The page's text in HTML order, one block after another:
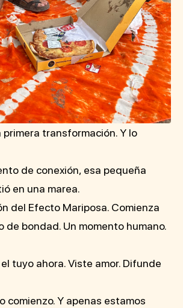
transformación. Y lo
de conexión, esa pequeña
en una marea.
del Efecto Mariposa. Comienza
de bondad. Un momento humano.
tuyo ahora. Viste amor. Difunde
comienzo. Y apenas estamos